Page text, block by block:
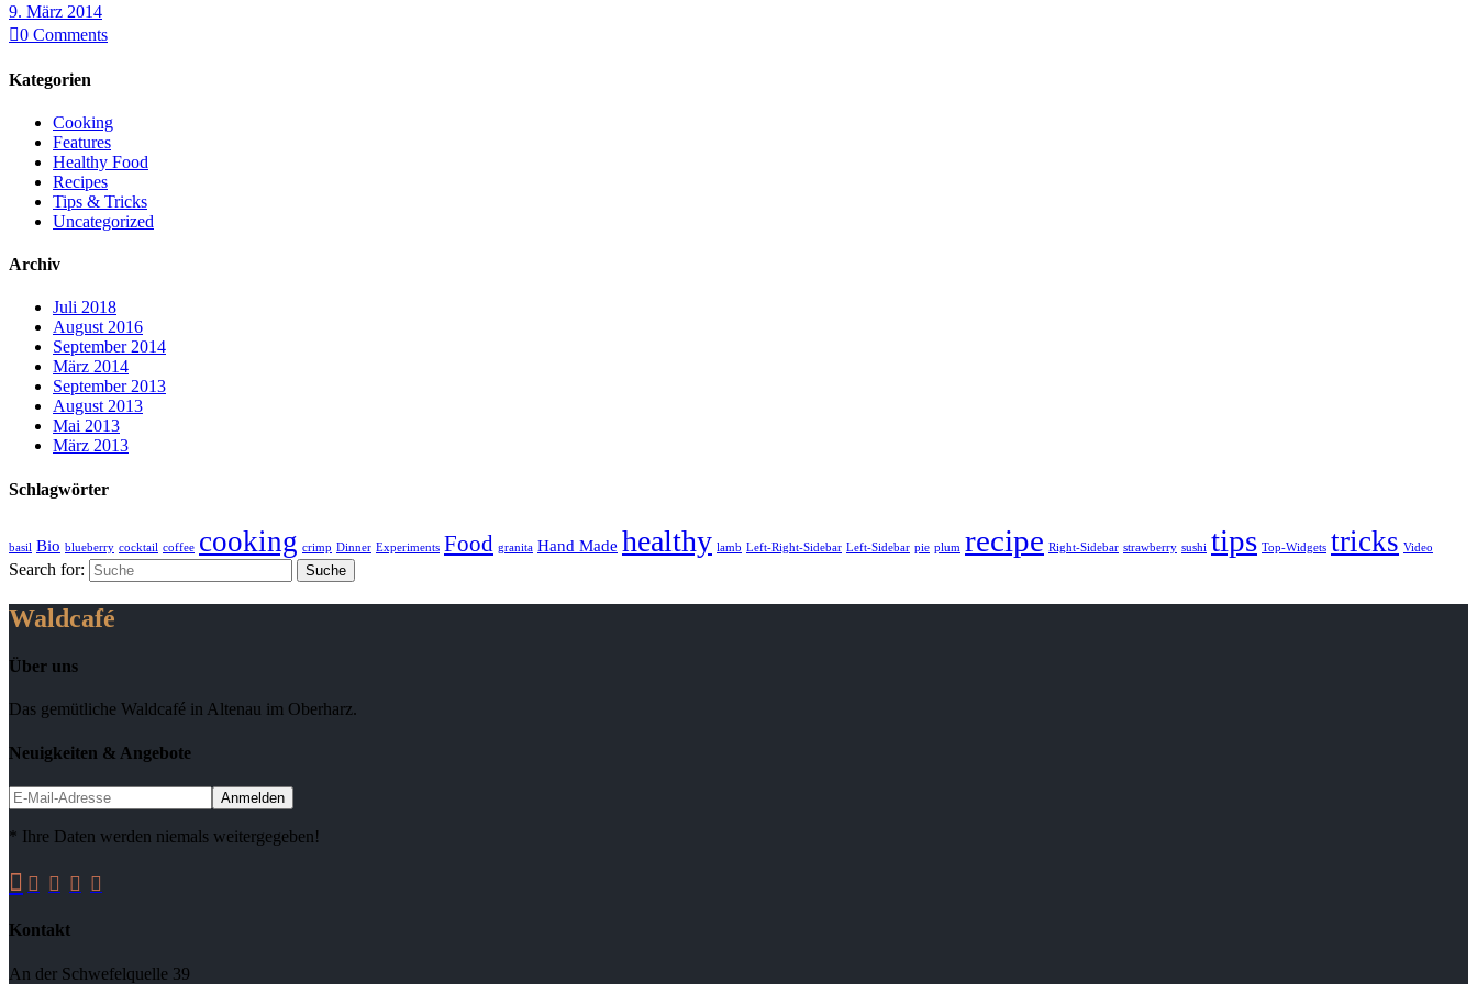
9. März 2014
0 Comments
Kategorien
Cooking
Features
Healthy Food
Recipes
Tips & Tricks
Uncategorized
Archiv
Juli 2018
August 2016
September 2014
März 2014
September 2013
August 2013
Mai 2013
März 2013
Schlagwörter
basil Bio blueberry cocktail coffee cooking crimp Dinner Experiments Food granita Hand Made healthy lamb Left-Right-Sidebar Left-Sidebar pie plum recipe Right-Sidebar strawberry sushi tips Top-Widgets tricks Video
Search for:
Waldcafé
Über uns
Das gemütliche Waldcafé in Altenau im Oberharz.
Neuigkeiten & Angebote
* Ihre Daten werden niemals weitergegeben!
    
Kontakt
An der Schwefelquelle 39